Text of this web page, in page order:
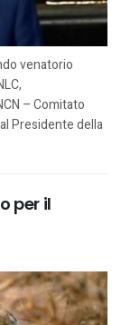
venatorio
– Comitato
Presidente della
per il